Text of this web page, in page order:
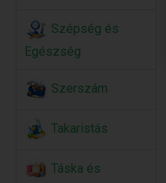
Szépség és
Egészség
Szerszám
Takaristás
Táska és